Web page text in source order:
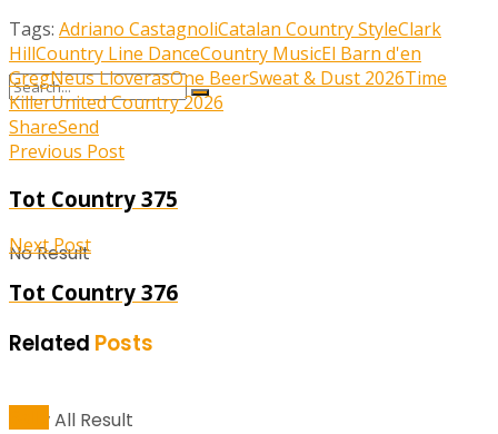
No Result
View All Result
Tags: Adriano CastagnoliCatalan Country StyleClark
HillCountry Line DanceCountry MusicEl Barn d'en
GregNeus LloverasOne BeerSweat & Dust 2026Time
KillerUnited Country 2026
ShareSend
Previous Post
Tot Country 375
Next Post
Tot Country 376
Related Posts